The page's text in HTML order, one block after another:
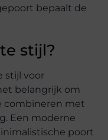
bepaalt de
stijl?
stijl voor
belangrijk om
combineren met
Een moderne
poort